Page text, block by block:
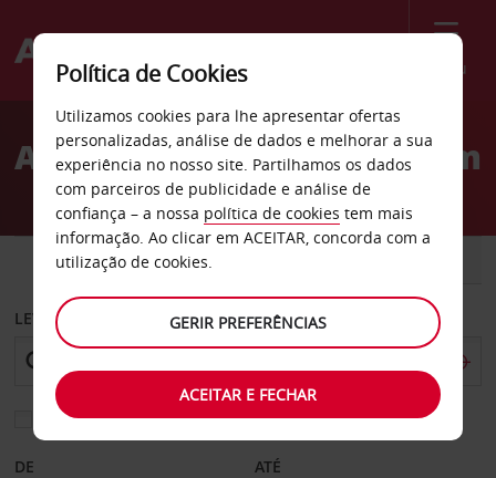
Menu
Welcome
AvisAluguer de carros Anaheim
CARRO
LEVANTAR EM
Escolher uma estação de devolução diferente
DE ATÉ
Política de Cookies
Utilizamos cookies para lhe apresentar ofertas
personalizadas, análise de dados e melhorar a sua
experiência no nosso site. Partilhamos os dados
com parceiros de publicidade e análise de
confiança – a nossa política de cookies tem mais
informação. Ao clicar em ACEITAR, concorda com a
utilização de cookies.
GERIR PREFERÊNCIAS
ACEITAR E FECHAR